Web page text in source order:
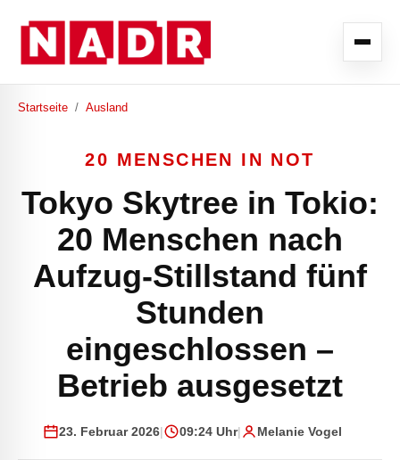
Startseite / Ausland
20 MENSCHEN IN NOT
Tokyo Skytree in Tokio:
20 Menschen nach
Aufzug-Stillstand fünf
Stunden
eingeschlossen –
Betrieb ausgesetzt
23. Februar 2026| 09:24 Uhr| Melanie Vogel